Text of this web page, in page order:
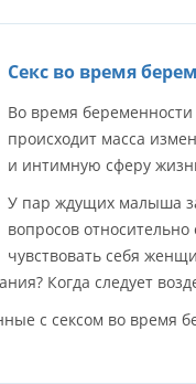
Секс во время
Во время
происходит масса
и интимную сферу
У пар ждущих малыша
вопросов относительно
чувствовать себя
Когда следует
с сексом во время